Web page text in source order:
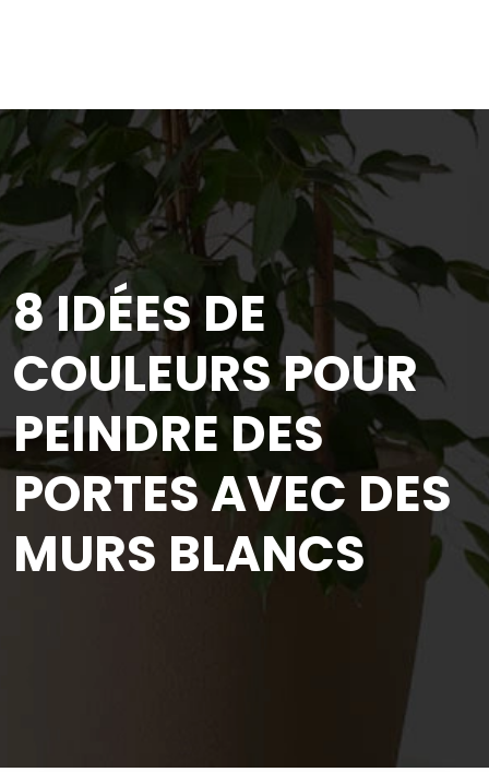
8 IDÉES DE
COULEURS POUR
PEINDRE DES
PORTES AVEC DES
MURS BLANCS